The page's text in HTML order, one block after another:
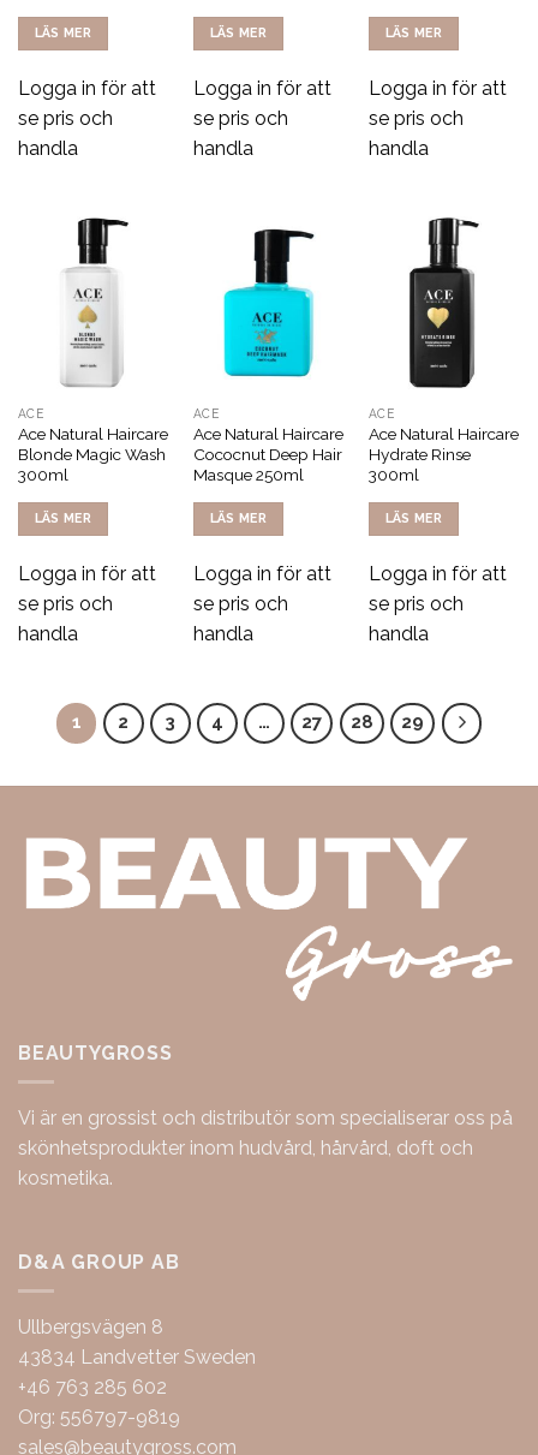
LÄS MER
Logga in för att
se pris och
handla
LÄS MER
Logga in för att
se pris och
handla
LÄS MER
Logga in för att
se pris och
handla
ACE
Ace Natural Haircare
Blonde Magic Wash
300ml
LÄS MER
Logga in för att
se pris och
handla
ACE
Ace Natural Haircare
Cococnut Deep Hair
Masque 250ml
LÄS MER
Logga in för att
se pris och
handla
ACE
Ace Natural Haircare
Hydrate Rinse
300ml
LÄS MER
Logga in för att
se pris och
handla
1 2 3 4 … 27 28 29
BEAUTYGROSS
Vi är en grossist och distributör som specialiserar oss på
skönhetsprodukter inom hudvård, hårvård, doft och
kosmetika.
D&A GROUP AB
Ullbergsvägen 8
43834 Landvetter Sweden
+46 763 285 602
Org: 556797-9819
sales@beautygross.com